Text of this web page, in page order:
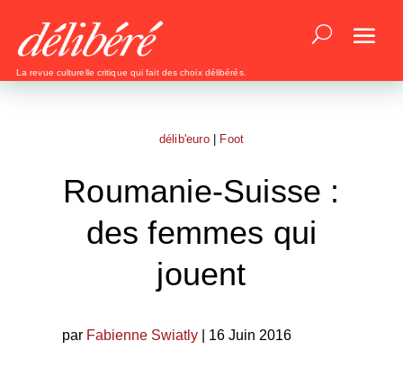
La revue culturelle critique qui fait des choix délibérés.
délib'euro| Foot
Roumanie-Suisse :
des femmes qui
jouent
par Fabienne Swiatly | 16 Juin 2016